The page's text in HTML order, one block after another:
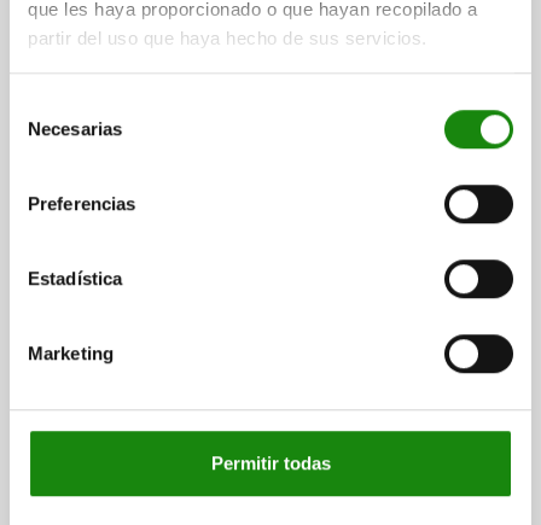
que les haya proporcionado o que hayan recopilado a
partir del uso que haya hecho de sus servicios.
Necesarias
Preferencias
Estadística
Marketing
Permitir todas
PIEZA PRESIÓN CON RESORTE DEL MUELLE
ACERO INOXIDABLE, COMP:PERNO DE ACERO INOX.
N=1,6
FUERZA DEL MUELLE INICIAL F1 APROX. N=20
PAR DE DESENROSCADO APROX. NM=0,62